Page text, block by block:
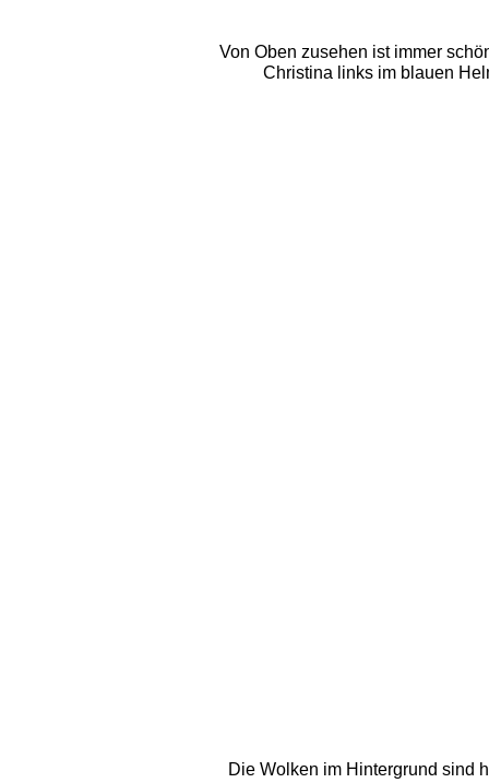
Von Oben zusehen ist immer
Christina links im blauen
Die Wolken im Hintergrund sind